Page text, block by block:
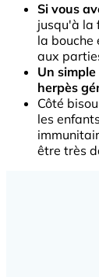
Si vous
jusqu'à la
la bouche
aux
Un
herpès
Côté
les
être très